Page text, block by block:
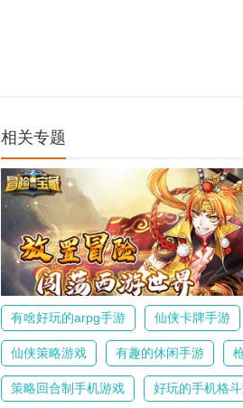
相关专题
有啥好玩的arpg手游 仙侠卡牌手游
仙侠策略游戏 有趣的休闲手游
策略回合制手机游戏 好玩的手机格